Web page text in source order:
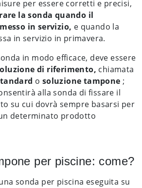
per essere corretti e precisi,
la sonda quando il
in servizio, e quando la
in servizio in primavera.
in modo efficace, deve essere
di riferimento, chiamata
o soluzione tampone ;
alla sonda di fissare il
su cui dovrà sempre basarsi per
determinato prodotto
per piscine: come?
sonda per piscina eseguita su